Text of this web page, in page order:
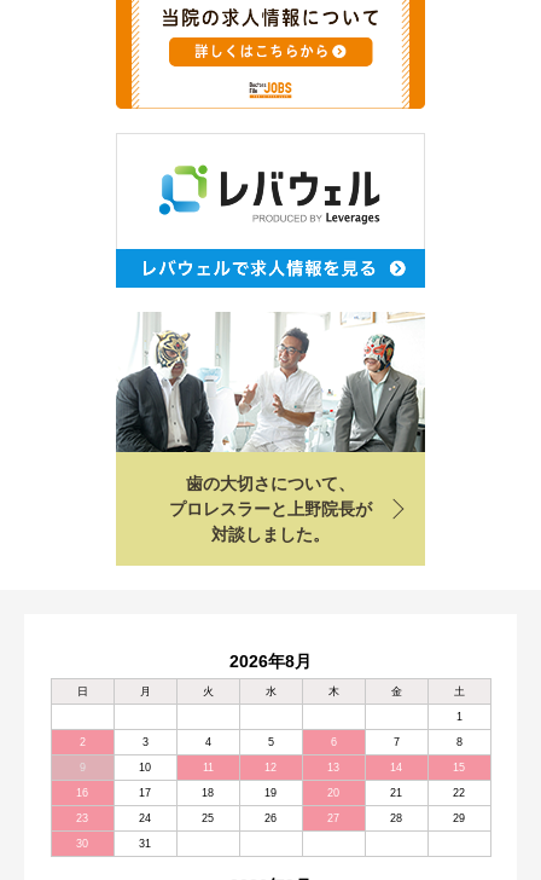
歯の大切さについて、
プロレスラーと上野院長が
対談しました。
2026年8月
日 月 火 水 木 金 土
1
2 3 4 5 6 7 8
9 10 11 12 13 14 15
16 17 18 19 20 21 22
23 24 25 26 27 28 29
30 31